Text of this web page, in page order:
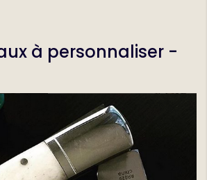
à personnaliser -